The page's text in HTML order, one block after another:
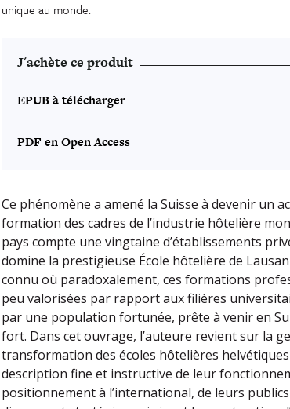
unique au monde.
J'achète ce produit
EPUB à télécharger
PDF en Open Access
Ce phénomène a amené la Suisse à devenir un
formation des cadres de l’industrie hôtelière
pays compte une vingtaine d’établissements
domine la prestigieuse École hôtelière de
connu où paradoxalement, ces formations
peu valorisées par rapport aux filières
par une population fortunée, prête à venir en
fort. Dans cet ouvrage, l’auteure revient sur la
transformation des écoles hôtelières
description fine et instructive de leur
positionnement à l’international, de leurs